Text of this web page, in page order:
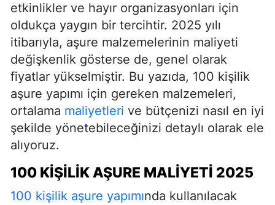
etkinlikler ve hayır organizasyonları için
oldukça yaygın bir tercihtir. 2025 yılı
itibarıyla, aşure malzemelerinin maliyeti
değişkenlik gösterse de, genel olarak
fiyatlar yükselmiştir. Bu yazıda, 100 kişilik
aşure yapımı için gereken malzemeleri,
ortalama maliyetleri ve bütçenizi nasıl en iyi
şekilde yönetebileceğinizi detaylı olarak ele
alıyoruz.
100 KIŞILIK AŞURE MALIYETI 2025
100 kişilik aşure yapımında kullanılacak